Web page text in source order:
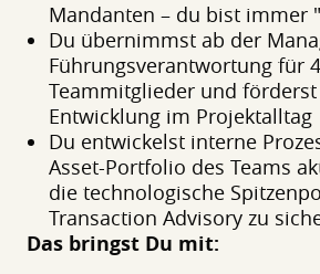
Mandanten – du bist immer
Du übernimmst ab der
Führungsverantwortung für
Teammitglieder und
Entwicklung im Projektalltag
Du entwickelst interne
Asset-Portfolio des Teams
die technologische
Transaction Advisory zu
Das bringst Du mit: